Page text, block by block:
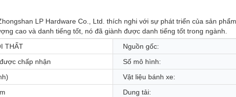
LP Hardware Co., Ltd. thích nghi với sự phát triển của sản
cao và danh tiếng tốt, nó đã giành được danh tiếng tốt trong ngành.
THẤT Nguồn gốc:
chấp nhận Số mô hình:
Vật liệu bánh xe:
Dung tải: